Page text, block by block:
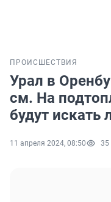
ПРОИСШЕСТВИЯ
Урал в
см. На
будут искать
11 апреля 2024, 08:50 35